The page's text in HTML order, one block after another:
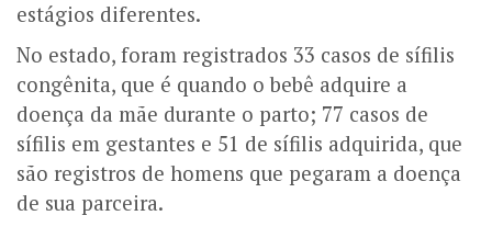
estágios diferentes.
No estado, foram registrados 33 casos de sífilis
congênita, que é quando o bebê adquire a
doença da mãe durante o parto; 77 casos de
sífilis em gestantes e 51 de sífilis adquirida, que
são registros de homens que pegaram a doença
de sua parceira.